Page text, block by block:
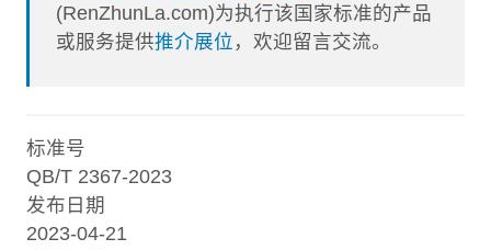
(RenZhunLa.com)为执行该国家标准的产品
或服务提供推介展位 ，欢迎留言交流。
标准号
QB/T 2367-2023
发布日期
2023-04-21